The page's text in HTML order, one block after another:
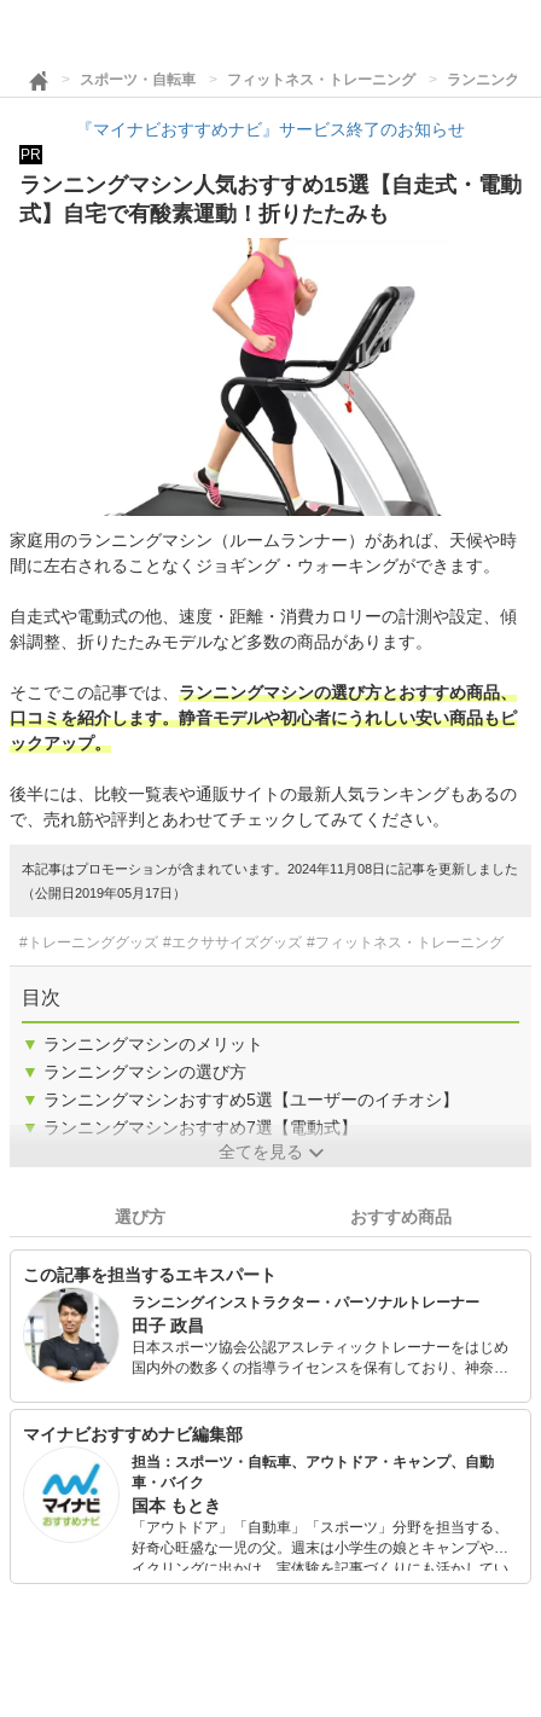
スポーツ・自転車 フィットネス・トレーニング ランニングマ
『マイナビおすすめナビ』サービス終了のお知らせ
PR
ランニングマシン人気おすすめ15選【自走式・電動
式】自宅で有酸素運動！折りたたみも
家庭用のランニングマシン（ルームランナー）があれば、天候や時
間に左右されることなくジョギング・ウォーキングができます。
自走式や電動式の他、速度・距離・消費カロリーの計測や設定、傾
斜調整、折りたたみモデルなど多数の商品があります。
そこでこの記事では、 ランニングマシンの選び方とおすすめ商品、
口コミを紹介します。静音モデルや初心者にうれしい安い商品もピ
ックアップ。
後半には、比較一覧表や通販サイトの最新人気ランキングもあるの
で、売れ筋や評判とあわせてチェックしてみてください。
本記事はプロモーションが含まれています。2024年11月08日に記事を更新しました
（公開日2019年05月17日）
#トレーニンググッズ #エクササイズグッズ #フィットネス・トレーニング
目次
▼ ランニングマシンのメリット
▼ ランニングマシンの選び方
▼ ランニングマシンおすすめ5選【ユーザーのイチオシ】
▼ ランニングマシンおすすめ7選【電動式】
全てを見る
選び方 おすすめ商品
この記事を担当するエキスパート
ランニングインストラクター・パーソナルトレーナー
田子 政昌
日本スポーツ協会公認アスレティックトレーナーをはじめ
国内外の数多くの指導ライセンスを保有しており、神奈川
ら、パーソナルジムの経営を行っています。 現在も現役で
陸上競技大会に出場しており、選手としての自身の目線や
大手スポーツ量販店での社員経験・これまでの運動指導経
験を活かして様々なスポーツ関連の記事執筆に関わってき
ました。 各種スポーツ教室・健康運動教室・講演会などの
ご依頼もお請けしております。
マイナビおすすめナビ編集部
担当：スポーツ・自転車、アウトドア・キャンプ、自動
車・バイク
国本 もとき
「アウトドア」「自動車」「スポーツ」分野を担当する、
好奇心旺盛な一児の父。週末は小学生の娘とキャンプやサ
イクリングに出かけ、実体験を記事づくりにも活かしてい
ます。読者の「知りたい」を分かりやすく届けることをモ